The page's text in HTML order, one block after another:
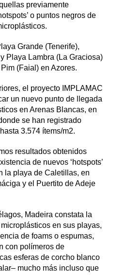
previamente
o puntos negros de
Grande (Tenerife),
Playa Lambra (La Graciosa)
(Faial) en Azores.
el proyecto IMPLAMAC
un nuevo punto de llegada
en Arenas Blancas, en
se han registrado
3.574 ítems/m2.
resultados obtenidos
de nuevos ‘hotspots’
la playa de Caletillas, en
y el Puertito de Adeje
Madeira constata la
en sus playas,
de foams o espumas,
con polímeros de
esferas de corcho blanco
mucho más incluso que